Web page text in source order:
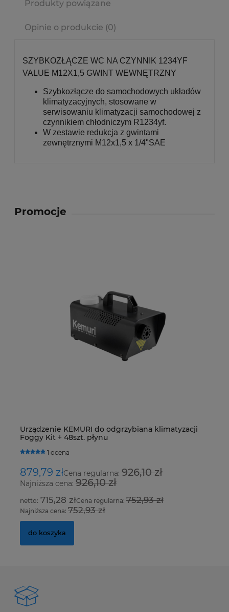
Produkty powiązane
Opinie o produkcie (0)
SZYBKOZŁĄCZE WC NA CZYNNIK 1234YF
VALUE M12X1,5 GWINT WEWNĘTRZNY
Szybkozłącze do samochodowych układów
klimatyzacyjnych, stosowane w
serwisowaniu klimatyzacji samochodowej z
czynnikiem chłodniczym R1234yf.
W zestawie redukcja z gwintami
zewnętrznymi M12x1,5 x 1/4"SAE
Promocje
Urządzenie KEMURI do odgrzybiana klimatyzacji
Foggy Kit + 48szt. płynu
1 ocena
879,79 złCena regularna: 926,10 zł
Najniższa cena: 926,10 zł
715,28 złCena regularna:752,93 zł
Najniższa cena: 752,93 zł
do koszyka